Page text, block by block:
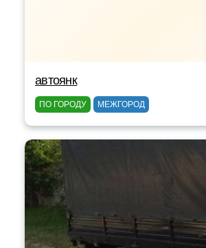
автоянк
ПО ГОРОДУ МЕЖГОРОД